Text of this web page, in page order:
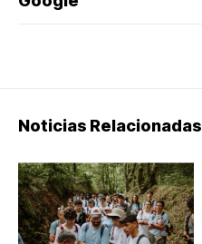
Noticias Relacionadas